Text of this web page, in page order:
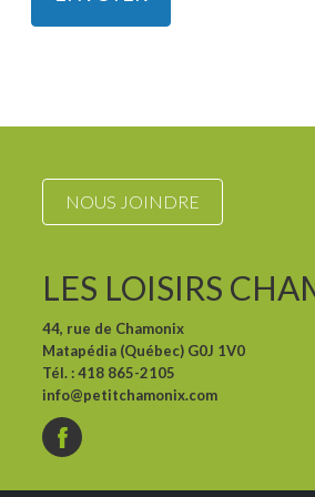
NOUS JOINDRE
LES LOISIRS
44, rue de Chamonix
Matapédia (Québec) G0J 1V0
Tél. : 418 865-2105
info@petitchamonix.com